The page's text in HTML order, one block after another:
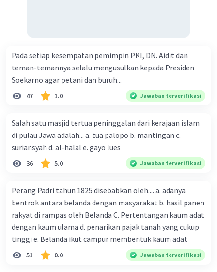
Pada setiap kesempatan pemimpin PKI, DN. Aidit dan
teman-temannya selalu mengusulkan kepada Presiden
Soekarno agar petani dan buruh...
47 1.0 Jawaban terverifikasi
Salah satu masjid tertua peninggalan dari kerajaan islam
di pulau Jawa adalah... a. tua palopo b. mantingan c.
suriansyah d. al-halal e. gayo lues
36 5.0 Jawaban terverifikasi
Perang Padri tahun 1825 disebabkan oleh.... a. adanya
bentrok antara belanda dengan masyarakat b. hasil panen
rakyat di rampas oleh Belanda C. Pertentangan kaum adat
dengan kaum ulama d. penarikan pajak tanah yang cukup
tinggi e. Belanda ikut campur membentuk kaum adat
51 0.0 Jawaban terverifikasi